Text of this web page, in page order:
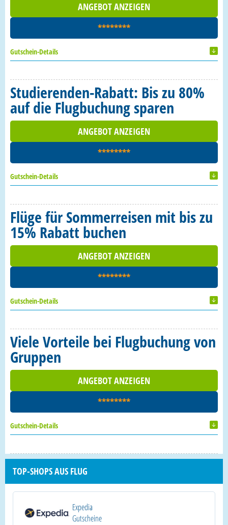
ANGEBOT ANZEIGEN
********
Gutschein-Details
Studierenden-Rabatt: Bis zu 80%
auf die Flugbuchung sparen
ANGEBOT ANZEIGEN
********
Gutschein-Details
Flüge für Sommerreisen mit bis zu
15% Rabatt buchen
ANGEBOT ANZEIGEN
********
Gutschein-Details
Viele Vorteile bei Flugbuchung von
Gruppen
ANGEBOT ANZEIGEN
********
Gutschein-Details
TOP-SHOPS AUS FLUG
Expedia
Gutscheine